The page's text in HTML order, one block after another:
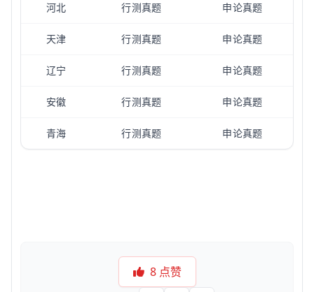
河北 行测真题 申论真题
天津 行测真题 申论真题
辽宁 行测真题 申论真题
安徽 行测真题 申论真题
青海 行测真题 申论真题
8 点赞